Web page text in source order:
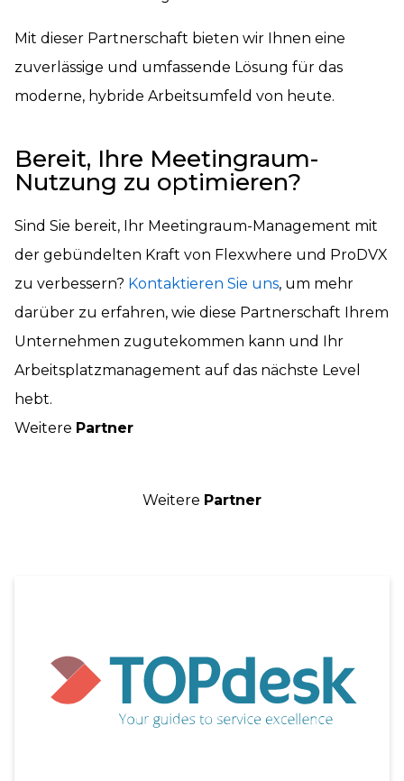
Mit dieser Partnerschaft bieten wir Ihnen eine
zuverlässige und umfassende Lösung für das
moderne, hybride Arbeitsumfeld von heute.
Bereit, Ihre Meetingraum-
Nutzung zu optimieren?
Sind Sie bereit, Ihr Meetingraum-Management mit
der gebündelten Kraft von Flexwhere und ProDVX
zu verbessern? Kontaktieren Sie uns, um mehr
darüber zu erfahren, wie diese Partnerschaft Ihrem
Unternehmen zugutekommen kann und Ihr
Arbeitsplatzmanagement auf das nächste Level
hebt.
Weitere Partner
Weitere Partner
Facility